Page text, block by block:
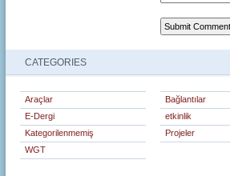
CATEGORIES
Araçlar Bağlantılar
E-Dergi
etkinlik
Kategorilenmemiş
Projeler
WGT